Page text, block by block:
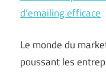
d’emailing efficace
Le monde du
poussant les